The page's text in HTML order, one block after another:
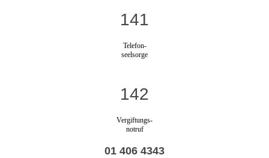
141
Telefon-
seelsorge
142
Vergiftungs-
notruf
01 406 4343